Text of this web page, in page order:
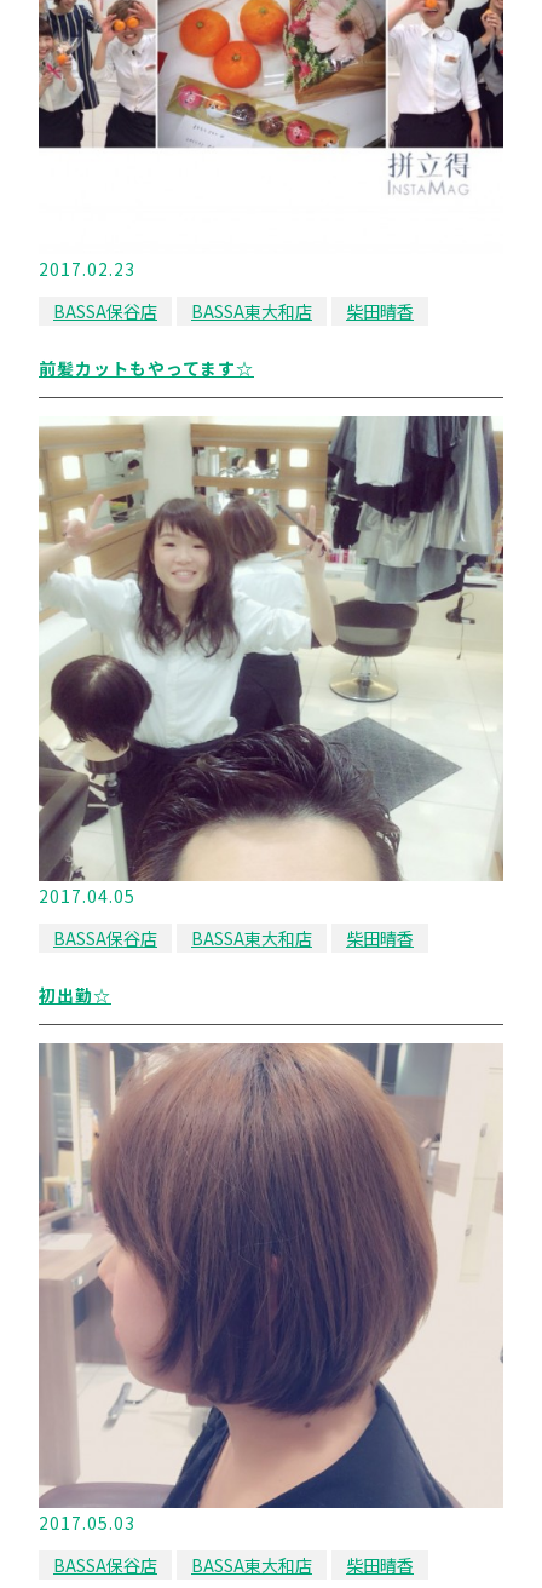
2017.02.23
BASSA保谷店
BASSA東大和店 柴田晴香
前髪カットもやってます☆
2017.04.05
BASSA保谷店
BASSA東大和店 柴田晴香
初出勤☆
2017.05.03
BASSA保谷店
BASSA東大和店 柴田晴香